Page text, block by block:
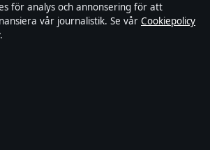
för analys och annonsering för att
vår journalistik. Se vår Cookiepolicy
.